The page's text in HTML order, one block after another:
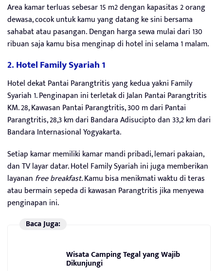
Area kamar terluas sebesar 15 m2 dengan kapasitas 2 orang
dewasa, cocok untuk kamu yang datang ke sini bersama
sahabat atau pasangan. Dengan harga sewa mulai dari 130
ribuan saja kamu bisa menginap di hotel ini selama 1 malam.
2. Hotel Family Syariah 1
Hotel dekat Pantai Parangtritis yang kedua yakni Family
Syariah 1. Penginapan ini terletak di Jalan Pantai Parangtritis
KM. 28, Kawasan Pantai Parangtritis, 300 m dari Pantai
Parangtritis, 28,3 km dari Bandara Adisucipto dan 33,2 km dari
Bandara Internasional Yogyakarta.
Setiap kamar memiliki kamar mandi pribadi, lemari pakaian,
dan TV layar datar. Hotel Family Syariah ini juga memberikan
layanan free breakfast.Kamu bisa menikmati waktu di teras
atau bermain sepeda di kawasan Parangtritis jika menyewa
penginapan ini.
Baca Juga:
Wisata Camping Tegal yang Wajib
Dikunjungi